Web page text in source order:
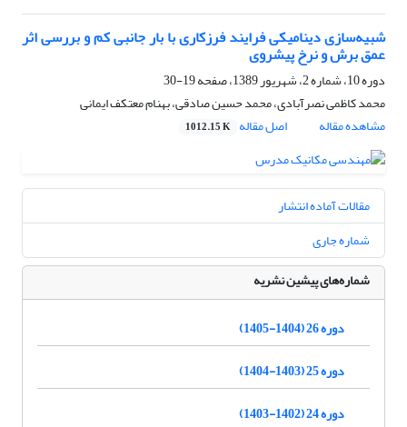
شبیه‌سازی دینامیکی فرایند فرزکاری با بار جانبی کم و بررسی اثر
عمق برش و نرخ پیشروی
دوره 10، شماره 2، شهریور 1389، صفحه
19-30
محمد کاظمی نصرآبادی، محمد حسین صادقی، بهنام معتکف ایمانی
مشاهده مقاله
اصل مقاله 1012.15 K
مقالات آماده انتشار
شماره جاری
شماره‌های پیشین نشریه
دوره 26 (1404-1405)
دوره 25 (1403-1404)
دوره 24 (1402-1403)